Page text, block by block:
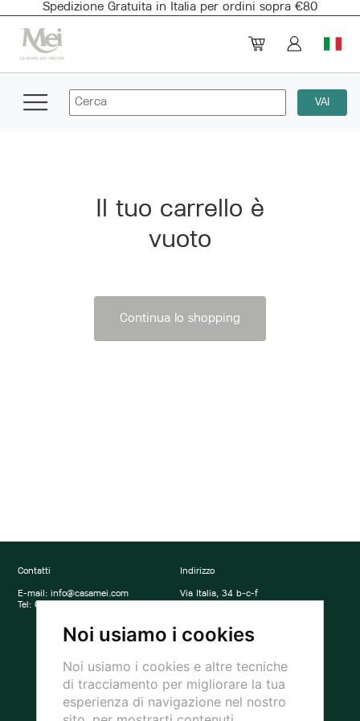
Noi usiamo i cookies
Noi usiamo i cookies e altre tecniche
di tracciamento per migliorare la tua
esperienza di navigazione nel nostro
Spedizione Gratuita in Italia per ordini sopra €80
Il tuo carrello è
vuoto
Continua lo shopping
Contatti
E-mail:info@casamei.com
Tel:0438 400699
Indirizzo
Via Italia, 34 b-c-f